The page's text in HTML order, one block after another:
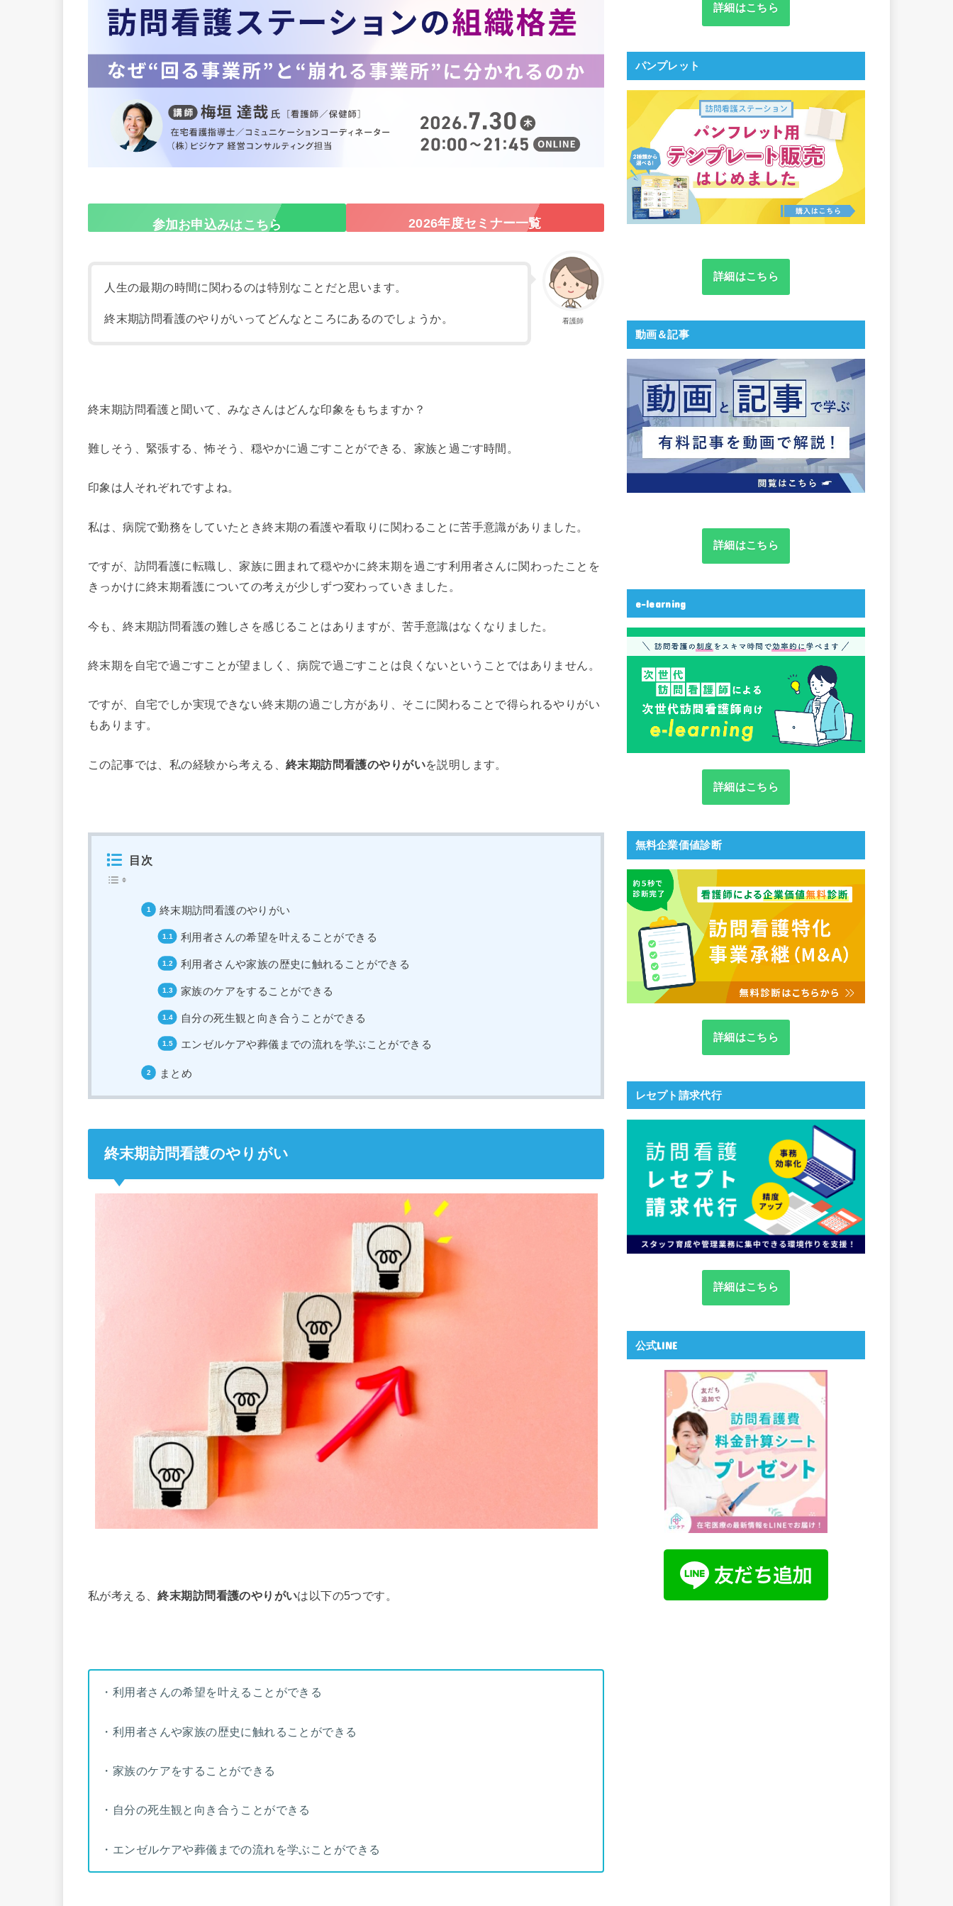
参加お申込みはこちら 2026年度セミナー一覧
看護師
人生の最期の時間に関わるのは特別なことだと思います。
終末期訪問看護のやりがいってどんなところにあるのでしょうか。
終末期訪問看護と聞いて、みなさんはどんな印象をもちますか？
難しそう、緊張する、怖そう、穏やかに過ごすことができる、家族と過ごす時間。
印象は人それぞれですよね。
私は、病院で勤務をしていたとき終末期の看護や看取りに関わることに苦手意識がありました。
ですが、訪問看護に転職し、家族に囲まれて穏やかに終末期を過ごす利用者さんに関わったことを
きっかけに終末期看護についての考えが少しずつ変わっていきました。
今も、終末期訪問看護の難しさを感じることはありますが、苦手意識はなくなりました。
終末期を自宅で過ごすことが望ましく、病院で過ごすことは良くないということではありません。
ですが、自宅でしか実現できない終末期の過ごし方があり、そこに関わることで得られるやりがい
もあります。
この記事では、私の経験から考える、終末期訪問看護のやりがいを説明します。
目次
終末期訪問看護のやりがい
利用者さんの希望を叶えることができる
利用者さんや家族の歴史に触れることができる
家族のケアをすることができる
自分の死生観と向き合うことができる
エンゼルケアや葬儀までの流れを学ぶことができる
まとめ
終末期訪問看護のやりがい
私が考える、終末期訪問看護のやりがいは以下の5つです。
・利用者さんの希望を叶えることができる
・利用者さんや家族の歴史に触れることができる
・家族のケアをすることができる
・自分の死生観と向き合うことができる
・エンゼルケアや葬儀までの流れを学ぶことができる
詳細はこちら
パンプレット
詳細はこちら
動画＆記事
詳細はこちら
e-learning
詳細はこちら
無料企業価値診断
詳細はこちら
レセプト請求代行
詳細はこちら
公式LINE